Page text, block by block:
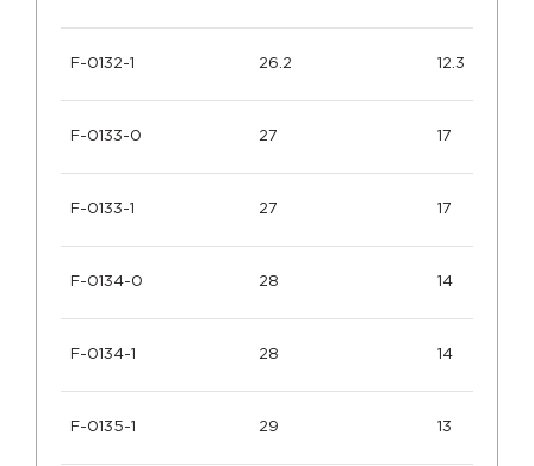
F-0132-1 26.2 12.3
F-0133-0 27 17
F-0133-1 27 17
F-0134-0 28 14
F-0134-1 28 14
F-0135-1 29 13